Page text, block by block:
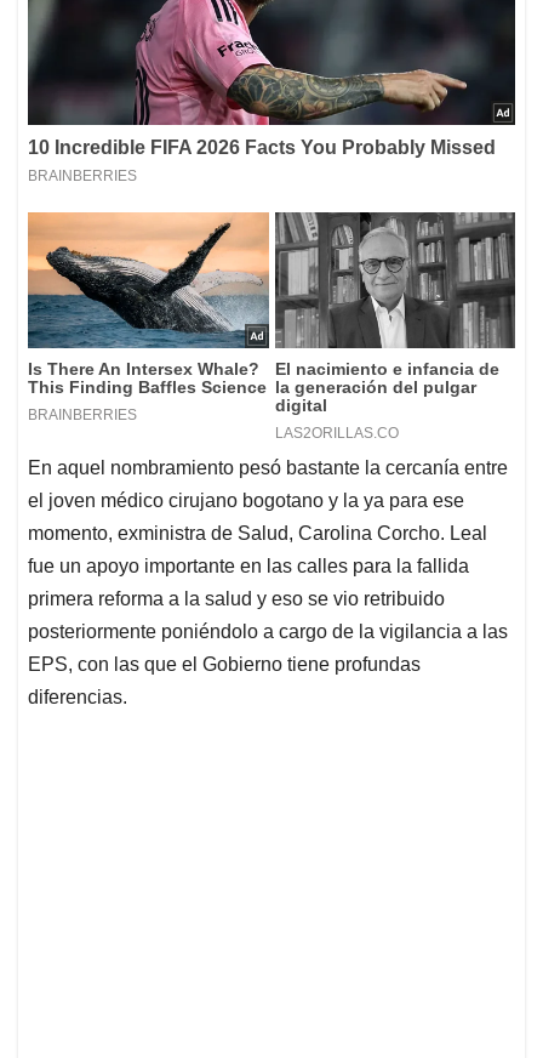
En aquel nombramiento pesó bastante la cercanía entre
el joven médico cirujano bogotano y la ya para ese
momento, exministra de Salud, Carolina Corcho. Leal
fue un apoyo importante en las calles para la fallida
primera reforma a la salud y eso se vio retribuido
posteriormente poniéndolo a cargo de la vigilancia a las
EPS, con las que el Gobierno tiene profundas
diferencias.